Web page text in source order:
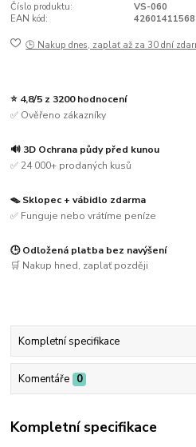
Číslo produktu:
VS-060
EAN kód:
🕒 Nakup dnes, zaplať až za 30 dní
⭐ 4,8/5 z 3200 hodnocení
✅ Ověřeno zákazníky
🔊 3D Ochrana půdy před kunou
✅ 24 000+ prodaných kusů
🪤 Sklopec + vábidlo zdarma
✅ Funguje nebo vrátíme peníze
🕒 Odložená platba bez navýšení
🛒 Nakup hned, zaplať později
Kompletní specifikace
Komentáře 0
Kompletní specifikace